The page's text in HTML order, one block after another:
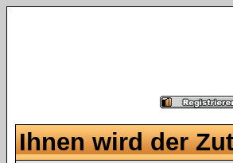
Ihnen wird der